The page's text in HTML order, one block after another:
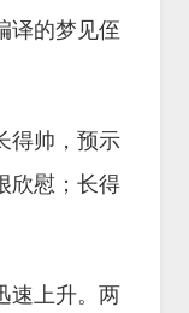
译的梦见侄
得帅，预示
欣慰；长得
速上升。两